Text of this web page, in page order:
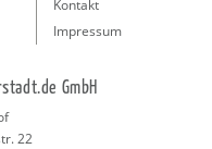
Kontakt
Impressum
GmbH
22